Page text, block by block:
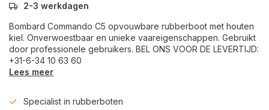
2-3 werkdagen
Bombard Commando C5 opvouwbare rubberboot met houten
kiel. Onverwoestbaar en unieke vaareigenschappen. Gebruikt
door professionele gebruikers. BEL ONS VOOR DE LEVERTIJD:
+31-6-34 10 63 60
Lees meer
Specialist in rubberboten